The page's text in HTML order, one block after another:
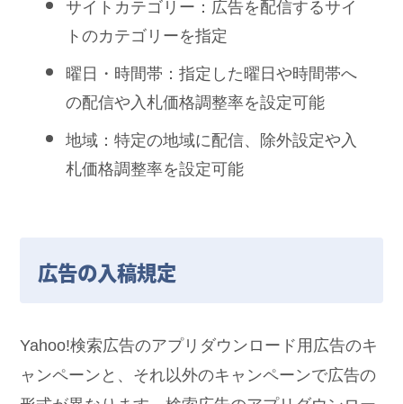
サイトカテゴリー：広告を配信するサイ
トのカテゴリーを指定
曜日・時間帯：指定した曜日や時間帯へ
の配信や入札価格調整率を設定可能
地域：特定の地域に配信、除外設定や入
札価格調整率を設定可能
広告の入稿規定
Yahoo!検索広告のアプリダウンロード用広告のキ
ャンペーンと、それ以外のキャンペーンで広告の